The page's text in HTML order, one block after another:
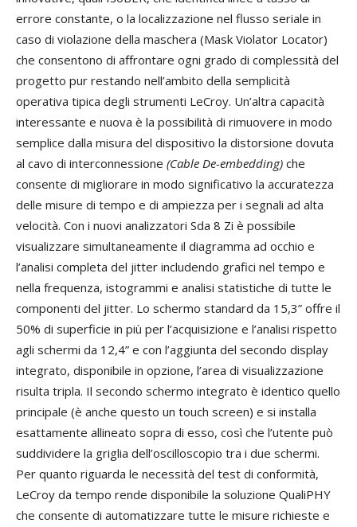
errore constante, o la localizzazione nel flusso seriale in
caso di violazione della maschera (Mask Violator Locator)
che consentono di affrontare ogni grado di complessità del
progetto pur restando nell’ambito della semplicità
operativa tipica degli strumenti LeCroy. Un’altra capacità
interessante e nuova è la possibilità di rimuovere in modo
semplice dalla misura del dispositivo la distorsione dovuta
al cavo di interconnessione (Cable De-embedding) che
consente di migliorare in modo significativo la accuratezza
delle misure di tempo e di ampiezza per i segnali ad alta
velocità. Con i nuovi analizzatori Sda 8 Zi è possibile
visualizzare simultaneamente il diagramma ad occhio e
l’analisi completa del jitter includendo grafici nel tempo e
nella frequenza, istogrammi e analisi statistiche di tutte le
componenti del jitter. Lo schermo standard da 15,3” offre il
50% di superficie in più per l’acquisizione e l’analisi rispetto
agli schermi da 12,4” e con l’aggiunta del secondo display
integrato, disponibile in opzione, l’area di visualizzazione
risulta tripla. Il secondo schermo integrato è identico quello
principale (è anche questo un touch screen) e si installa
esattamente allineato sopra di esso, così che l’utente può
suddividere la griglia dell’oscilloscopio tra i due schermi.
Per quanto riguarda le necessità del test di conformità,
LeCroy da tempo rende disponibile la soluzione QualiPHY
che consente di automatizzare tutte le misure richieste e